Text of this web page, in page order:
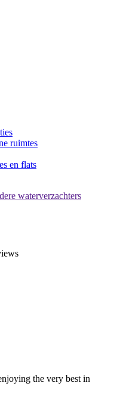
ruimtes
en flats
waterverzachters
the very best in